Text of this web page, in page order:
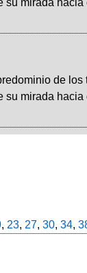
de los
mirada
, 23, 27, 30, 34,